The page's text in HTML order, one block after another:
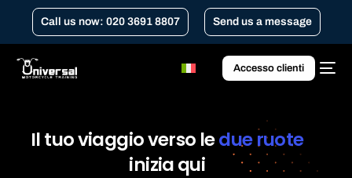
Call us now: 020 3691 8807 Send us a message
Accesso clienti
Iltuoviaggioverso ledue ruote
iniziaqui